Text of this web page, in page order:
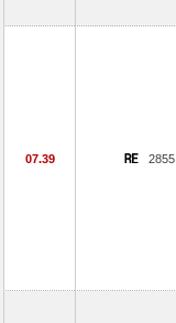
07.39 2855